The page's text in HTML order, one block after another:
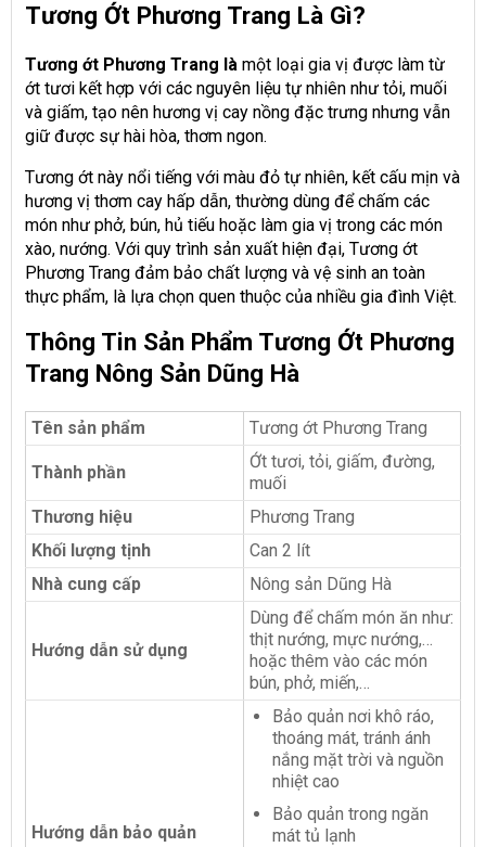
Tương Ớt Phương Trang Là Gì?
Tương ớt Phương Trang là một loại gia vị được làm từ
ớt tươi kết hợp với các nguyên liệu tự nhiên như tỏi, muối
và giấm, tạo nên hương vị cay nồng đặc trưng nhưng vẫn
giữ được sự hài hòa, thơm ngon.
Tương ớt này nổi tiếng với màu đỏ tự nhiên, kết cấu mịn và
hương vị thơm cay hấp dẫn, thường dùng để chấm các
món như phở, bún, hủ tiếu hoặc làm gia vị trong các món
xào, nướng. Với quy trình sản xuất hiện đại, Tương ớt
Phương Trang đảm bảo chất lượng và vệ sinh an toàn
thực phẩm, là lựa chọn quen thuộc của nhiều gia đình Việt.
Thông Tin Sản Phẩm Tương Ớt Phương
Trang Nông Sản Dũng Hà
Tên sản phẩm Tương ớt Phương Trang
Thành phần
Ớt tươi, tỏi, giấm, đường,
muối
Thương hiệu
Phương Trang
Khối lượng tịnh
Can 2 lít
Nhà cung cấp
Nông sản Dũng Hà
Hướng dẫn sử dụng
Dùng để chấm món ăn như:
thịt nướng, mực nướng,…
hoặc thêm vào các món
bún, phở, miến,…
Hướng dẫn bảo quản
Bảo quản nơi khô ráo,
thoáng mát, tránh ánh
nắng mặt trời và nguồn
nhiệt cao
Bảo quản trong ngăn
mát tủ lạnh